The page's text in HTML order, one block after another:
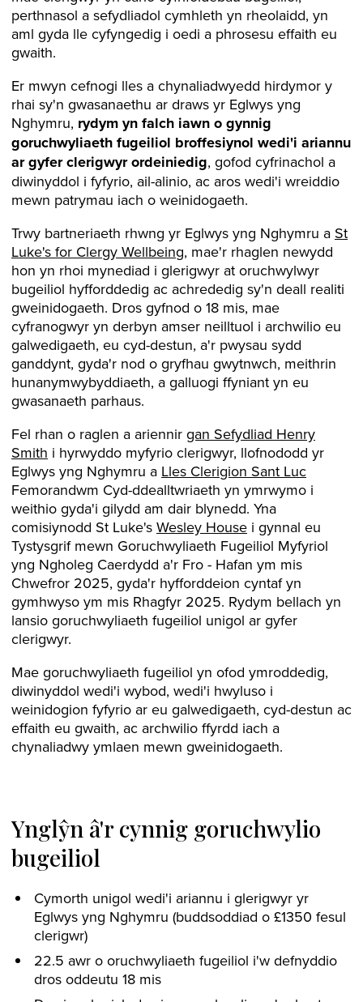
perthnasol a sefydliadol cymhleth yn rheolaidd, yn
aml gyda lle cyfyngedig i oedi a phrosesu effaith eu
gwaith.
Er mwyn cefnogi lles a chynaliadwyedd hirdymor y
rhai sy'n gwasanaethu ar draws yr Eglwys yng
Nghymru, rydym yn falch iawn o gynnig
goruchwyliaeth fugeiliol broffesiynol wedi'i ariannu
ar gyfer clerigwyr ordeiniedig, gofod cyfrinachol a
diwinyddol i fyfyrio, ail-alinio, ac aros wedi'i wreiddio
mewn patrymau iach o weinidogaeth.
Trwy bartneriaeth rhwng yr Eglwys yng Nghymru a St
Luke's for Clergy Wellbeing, mae'r rhaglen newydd
hon yn rhoi mynediad i glerigwyr at oruchwylwyr
bugeiliol hyfforddedig ac achrededig sy'n deall realiti
gweinidogaeth. Dros gyfnod o 18 mis, mae
cyfranogwyr yn derbyn amser neilltuol i archwilio eu
galwedigaeth, eu cyd-destun, a'r pwysau sydd
ganddynt, gyda'r nod o gryfhau gwytnwch, meithrin
hunanymwybyddiaeth, a galluogi ffyniant yn eu
gwasanaeth parhaus.
Fel rhan o raglen a ariennir gan Sefydliad Henry
Smith i hyrwyddo myfyrio clerigwyr, llofnododd yr
Eglwys yng Nghymru a Lles Clerigion Sant Luc
Femorandwm Cyd-ddealltwriaeth yn ymrwymo i
weithio gyda'i gilydd am dair blynedd. Yna
comisiynodd St Luke's Wesley House i gynnal eu
Tystysgrif mewn Goruchwyliaeth Fugeiliol Myfyriol
yng Ngholeg Caerdydd a'r Fro - Hafan ym mis
Chwefror 2025, gyda'r hyfforddeion cyntaf yn
gymhwyso ym mis Rhagfyr 2025. Rydym bellach yn
lansio goruchwyliaeth fugeiliol unigol ar gyfer
clerigwyr.
Mae goruchwyliaeth fugeiliol yn ofod ymroddedig,
diwinyddol wedi'i wybod, wedi'i hwyluso i
weinidogion fyfyrio ar eu galwedigaeth, cyd-destun ac
effaith eu gwaith, ac archwilio ffyrdd iach a
chynaliadwy ymlaen mewn gweinidogaeth.
Ynglŷn â'r cynnig goruchwylio
bugeiliol
Cymorth unigol wedi'i ariannu i glerigwyr yr
Eglwys yng Nghymru (buddsoddiad o £1350 fesul
clerigwr)
22.5 awr o oruchwyliaeth fugeiliol i'w defnyddio
dros oddeutu 18 mis